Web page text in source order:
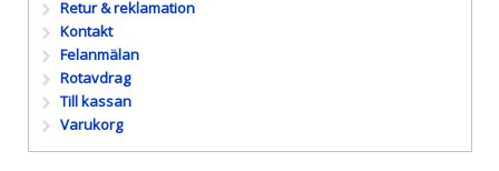
Retur & reklamation
Kontakt
Felanmälan
Rotavdrag
Till kassan
Varukorg